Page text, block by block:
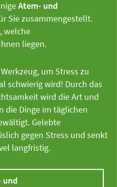
Atem- und
Sie zusammengestellt.
welche
liegen.
um Stress zu
schwierig wird! Durch das
wird die Art und
die Dinge im täglichen
Gelebte
gegen Stress und senkt
langfristig.
und